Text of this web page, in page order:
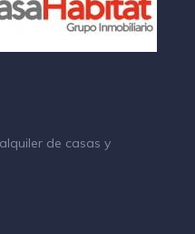
de casas y